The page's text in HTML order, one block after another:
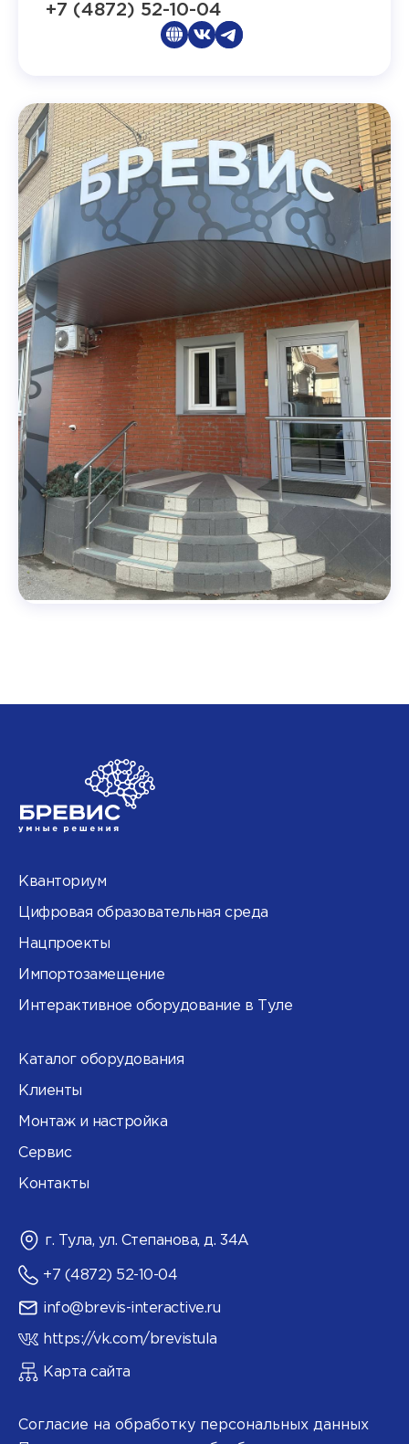
+7 (4872) 52-10-04
Кванториум
Цифровая образовательная среда
Нацпроекты
Импортозамещение
Интерактивное оборудование в Туле
Каталог оборудования
Клиенты
Монтаж и настройка
Сервис
Контакты
г. Тула, ул. Степанова, д. 34А
+7 (4872) 52-10-04
info@brevis-interactive.ru
https://vk.com/brevistula
Карта сайта
Согласие на обработку персональных данных